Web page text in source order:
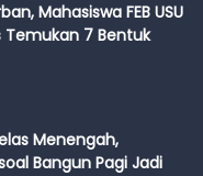
Mahasiswa FEB USU
Temukan 7 Bentuk
Menengah,
Bangun Pagi Jadi